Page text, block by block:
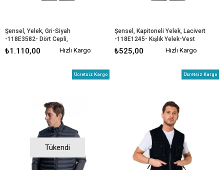
Şensel, Yelek, Gri-Siyah
-118E3582- Dört Cepli,
Mevsimlik
₺1.110,00 Hızlı Kargo
Şensel, Kapitoneli Yelek, Lacivert
-118E1245- Kışlık Yelek-Vest
₺525,00 Hızlı Kargo
Tükendi
Ücretsiz Kargo Ücretsiz Kargo